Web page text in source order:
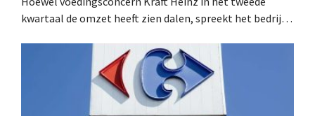
kwartaal de omzet heeft zien dalen, spreekt het bedrijf
multinational verhoogt de investeringen en de
vooruitzichten.